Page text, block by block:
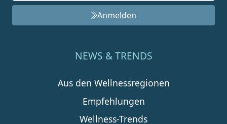
Anmelden
NEWS & TRENDS
Aus den Wellnessregionen
Empfehlungen
Wellness-Trends